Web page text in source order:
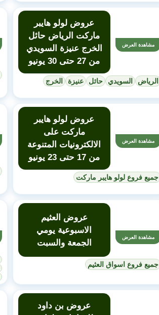
مشاهدة العرض
عروض لولو هايبر
ماركت الرياض حائل
الخرج عنيزة السويدي
من 27 حتى 30 يونيو
الرياض السويدي حائل عنيزة الخرج
مشاهدة العرض
عروض لولو هايبر
ماركت على
الالكترونيات المتنوعة
من 17 حتى 23 يونيو
جميع فروع لولو هايبر ماركت
مشاهدة العرض
عروض العثيم
الاسبوعية يومي
الجمعة والسبت
جميع فروع اسواق العثيم
عروض بن داود